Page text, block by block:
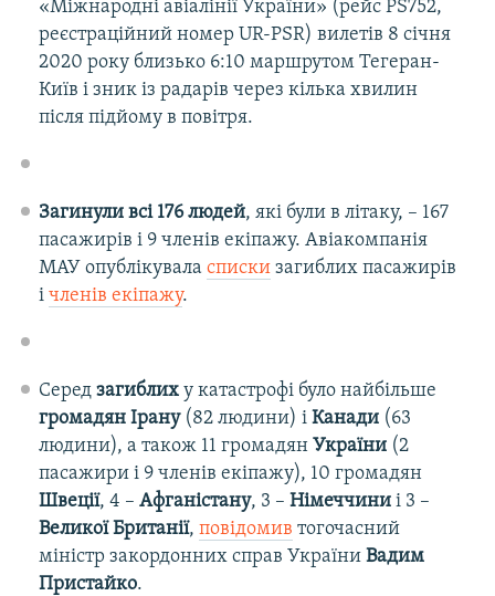
«Міжнародні авіалінії України» (рейс PS752,
реєстраційний номер UR-PSR) вилетів 8 січня
2020 року близько 6:10 маршрутом Тегеран-
Київ і зник із радарів через кілька хвилин
після підйому в повітря.
Загинули всі 176 людей, які були в літаку, – 167
пасажирів і 9 членів екіпажу. Авіакомпанія
МАУ опублікувала спискизагиблих пасажирів
і членів екіпажу.
Серед загиблиху катастрофі було найбільше
громадян Ірану(82 людини) і Канади(63
людини), а також 11 громадян України(2
пасажири і 9 членів екіпажу), 10 громадян
Швеції, 4 – Афганістану, 3 – Німеччиниі 3 –
Великої Британії, повідомив тогочасний
міністр закордонних справ України Вадим
Пристайко.